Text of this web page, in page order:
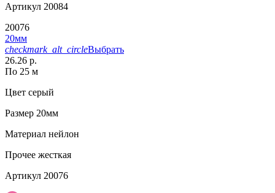
Артикул 20084
20076
20мм
checkmark_alt_circleВыбрать
26.26 р.
По 25 м
Цвет серый
Размер 20мм
Материал нейлон
Прочее жесткая
Артикул 20076